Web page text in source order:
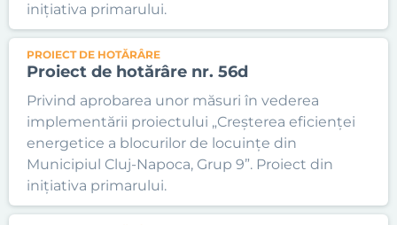
inițiativa primarului.
PROIECT DE HOTĂRÂRE
Proiect de hotărâre nr. 56d
Privind aprobarea unor măsuri în vederea
implementării proiectului „Creșterea eficienței
energetice a blocurilor de locuințe din
Municipiul Cluj-Napoca, Grup 9”. Proiect din
inițiativa primarului.